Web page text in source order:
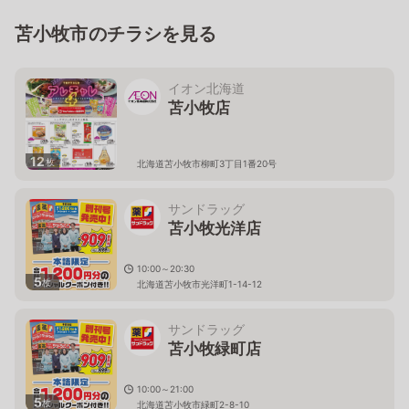
苫小牧市のチラシを見る
12枚
イオン北海道
苫小牧店
北海道苫小牧市柳町3丁目1番20号
5枚
サンドラッグ
苫小牧光洋店
10:00～20:30
北海道苫小牧市光洋町1-14-12
5枚
サンドラッグ
苫小牧緑町店
10:00～21:00
北海道苫小牧市緑町2-8-10